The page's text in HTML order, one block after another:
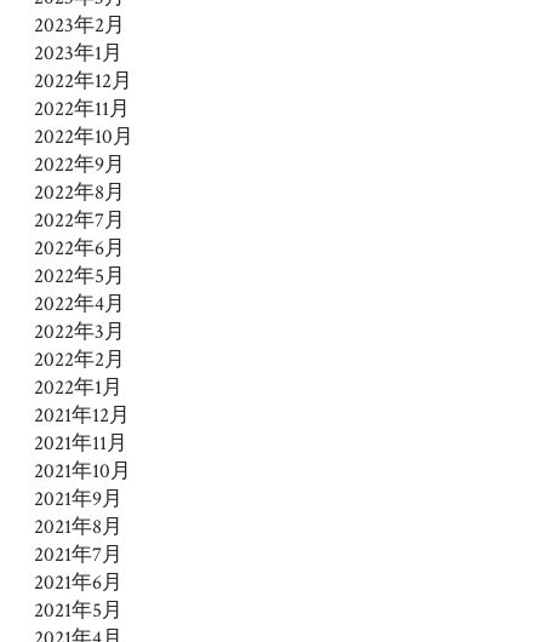
2023年2月
2023年1月
2022年12月
2022年11月
2022年10月
2022年9月
2022年8月
2022年7月
2022年6月
2022年5月
2022年4月
2022年3月
2022年2月
2022年1月
2021年12月
2021年11月
2021年10月
2021年9月
2021年8月
2021年7月
2021年6月
2021年5月